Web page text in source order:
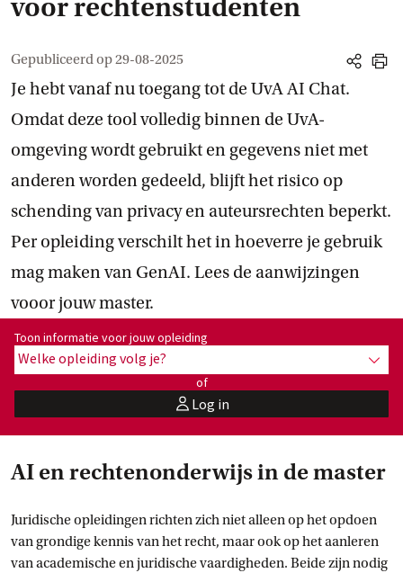
voor rechtenstudenten
Gepubliceerd op29-08-2025
share
print
Je hebt vanaf nu toegang tot de UvA AI Chat.
Omdat deze tool volledig binnen de UvA-
omgeving wordt gebruikt en gegevens niet met
anderen worden gedeeld, blijft het risico op
schending van privacy en auteursrechten beperkt.
Per opleiding verschilt het in hoeverre je gebruik
mag maken van GenAI. Lees de aanwijzingen
vooor jouw master.
Toon informatie voor opleiding:
Toon informatie voor jouw opleiding
Welke opleiding volg je? toon
of
userLog in
AI en rechtenonderwijs in de master
Juridische opleidingen richten zich niet alleen op het opdoen
van grondige kennis van het recht, maar ook op het aanleren
van academische en juridische vaardigheden. Beide zijn nodig